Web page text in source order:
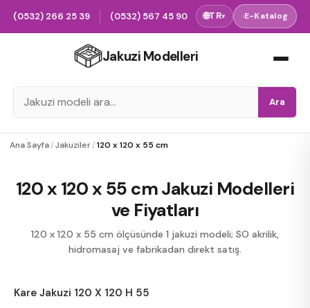
(0532) 266 25 39 (0532) 567 45 90 🌐TR▾ ›E-Katalog
Jakuzi Modelleri
Ara
Ana Sayfa/Jakuziler/120 x 120 x 55 cm
120 x 120 x 55 cm Jakuzi Modelleri
ve Fiyatları
120 x 120 x 55 cm ölçüsünde 1 jakuzi modeli; SO akrilik,
hidromasaj ve fabrikadan direkt satış.
Kare Jakuzi 120 X 120 H 55